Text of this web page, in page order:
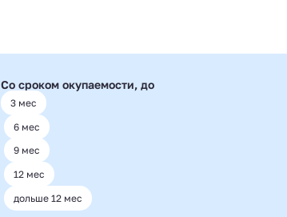
Со сроком окупаемости, до
3 мес
6 мес
9 мес
12 мес
дольше 12 мес